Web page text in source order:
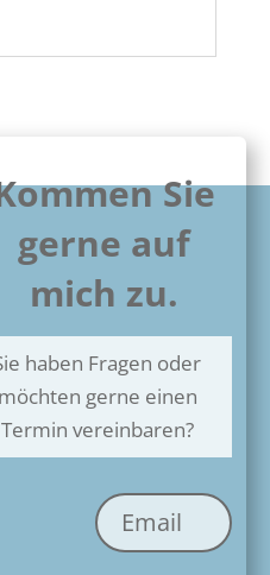
Sie
gerne auf
mich zu.
haben Fragen oder
möchten gerne einen
Termin vereinbaren?
Email